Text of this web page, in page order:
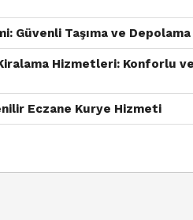
Güvenli Taşıma ve
Hizmetleri: Konforlu
Eczane Kurye Hizmeti